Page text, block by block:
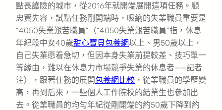
點長護險的城市，從2016年就開端展開這項任務。顧
忠賢先容，試點任務剛開端時，吸納的失業職員重要是
“4050失業艱苦職員”（“4050失業艱苦職員”指，休息
年紀段中女40歲甜心寶貝包養網以上、男50歲以上，
自己失業愿看急切，但因本身失業前提較差、技巧單一
等緣由，難以在休息力市場競爭失業的休息者——記者
注），跟著任務的展開包養網比較 ，從業職員的學歷變
高，再到后來，一些個人工作院校的結業生也參加出
去。從業職員的均勻年紀從剛開端的約50歲下降到約